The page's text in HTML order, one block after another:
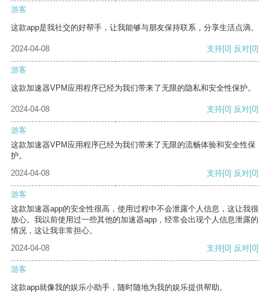
游客
这款app是我社交的好帮手，让我能够与朋友保持联系，分享生活点滴。
2024-04-08 支持[0] 反对[0]
游客
这款加速器VPM应用程序已经为我们带来了无限的隐私和安全性保护。
2024-04-08 支持[0] 反对[0]
游客
这款加速器VPM应用程序已经为我们带来了无限的流畅体验和安全性保
护。
2024-04-08
支持[0] 反对[0]
游客
这款加速器app的安全性很高，使用过程中不会泄露个人信息，这让我很
放心。我以前使用过一些其他的加速器app，经常会出现个人信息泄露的
情况，这让我非常担心。
2024-04-08
支持[0] 反对[0]
游客
这款app就像我的娱乐小助手，随时随地为我的娱乐提供帮助。